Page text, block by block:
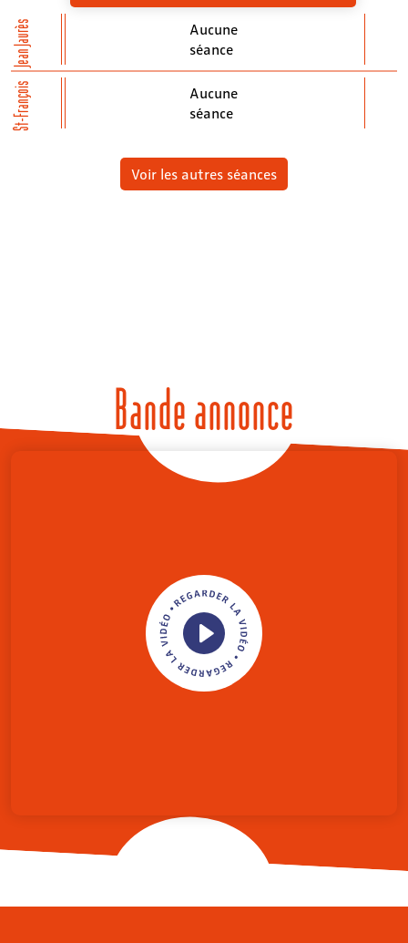
Jean Jaurès
St-François
Aucune
séance
Aucune
séance
Voir les autres séances
Bande annonce